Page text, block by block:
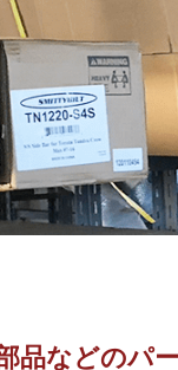
品などのパ